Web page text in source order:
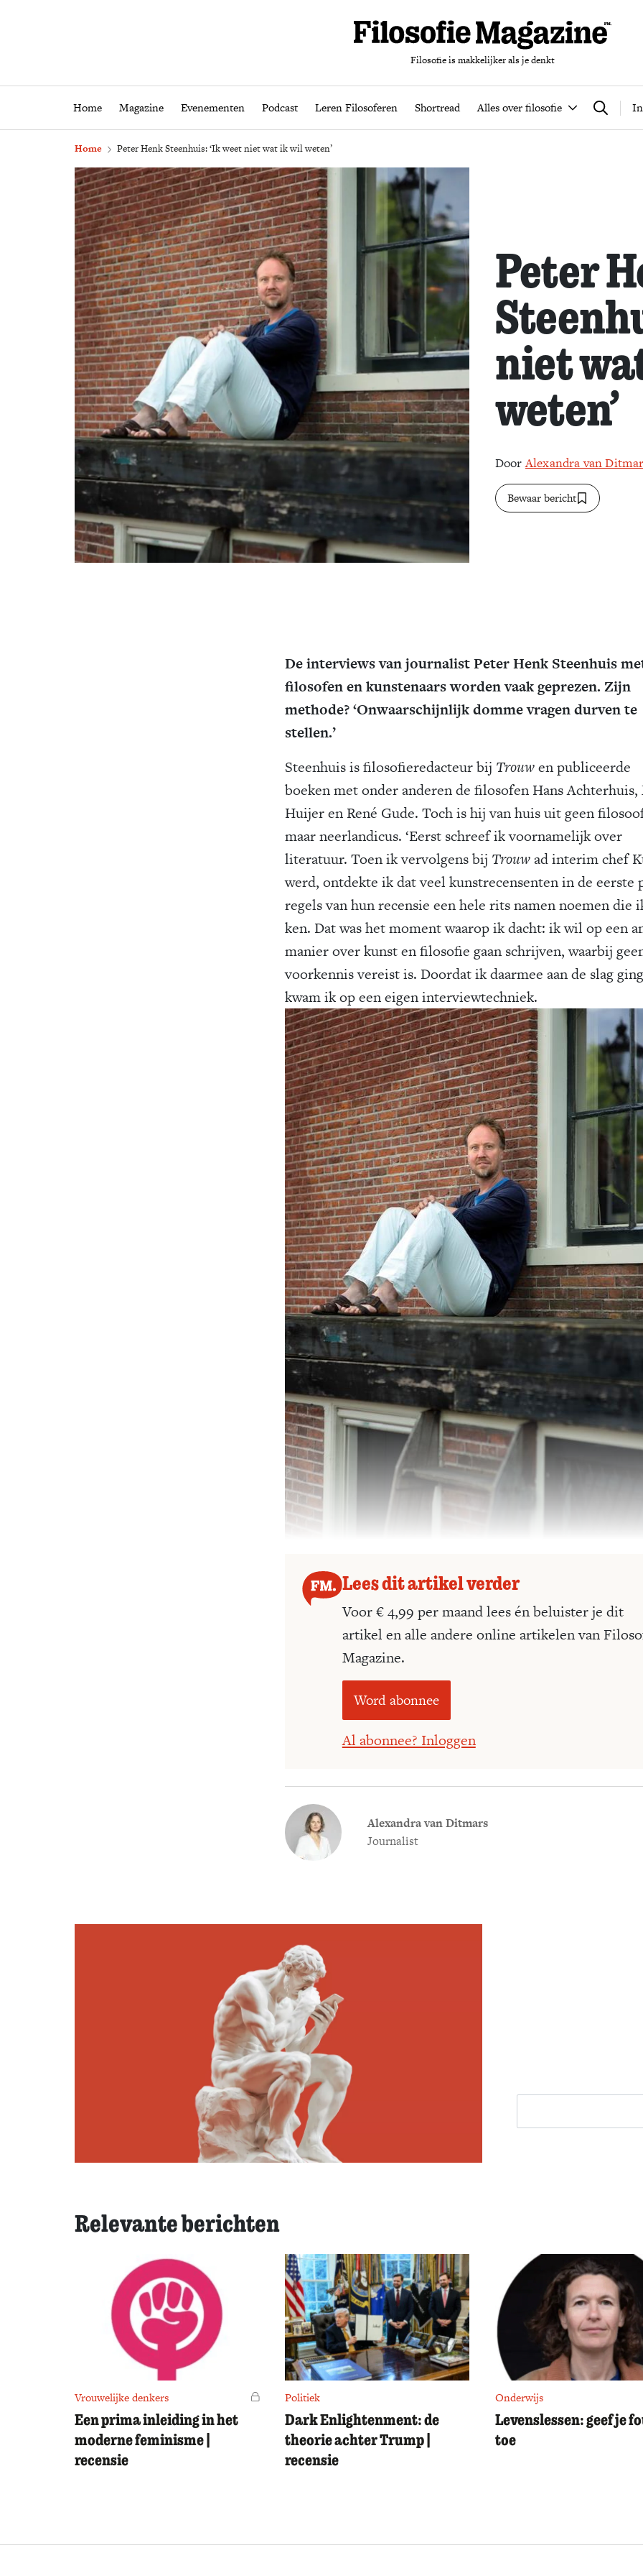
Filosofie is makkelijker als je denkt
Home Magazine Evenementen Podcast Leren Filosoferen Shortread Alles over filosofie Zoeken
Home Magazine Evenementen Podcast Leren Filosoferen Shortread Alles over
Home Peter Henk Steenhuis: ‘Ik weet niet wat ik wil weten’
Peter
niet
weten’
DoorAlexandra van
Bewaar bericht
De interviews van journalist Peter Henk Steenhuis
filosofen en kunstenaars worden vaak geprezen. Zijn
methode? ‘Onwaarschijnlijk domme vragen durven te
stellen.’
Steenhuis is filosofieredacteur bij Trouwen publiceerde
boeken met onder anderen de filosofen Hans
Huijer en René Gude. Toch is hij van huis uit geen
maar neerlandicus. ‘Eerst schreef ik voornamelijk over
literatuur. Toen ik vervolgens bij Trouwad interim chef
werd, ontdekte ik dat veel kunstrecensenten in de eerste
regels van hun recensie een hele rits namen noemen die
ken. Dat was het moment waarop ik dacht: ik wil op een
manier over kunst en filosofie gaan schrijven, waarbij
voorkennis vereist is. Doordat ik daarmee aan de slag ging
kwam ik op een eigen interviewtechniek.
Lees dit artikel verder
Voor € 4,99 per maand lees én beluister je dit
artikel en alle andere online artikelen van
Magazine.
Word abonnee
Al abonnee? Inloggen
Alexandra van Ditmars
Journalist
Relevante berichten
Vrouwelijke denkers Voor leden
Een prima inleiding in het
moderne feminisme |
recensie
Politiek
Dark Enlightenment: de
theorie achter Trump |
recensie
Onderwijs
Levenslessen: geef je
toe